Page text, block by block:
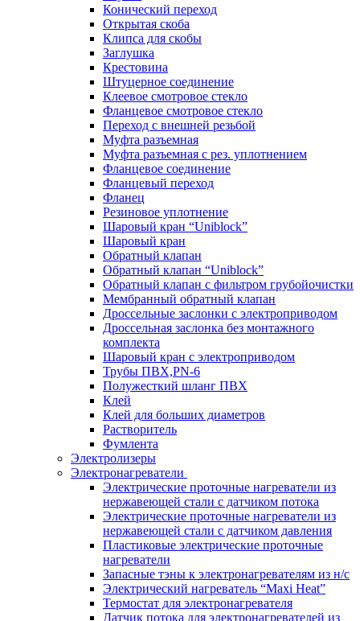
Конический переход
Открытая скоба
Клипса для скобы
Заглушка
Крестовина
Штуцерное соединение
Клеевое смотровое стекло
Фланцевое смотровое стекло
Переход с внешней резьбой
Муфта разъемная
Муфта разъемная с рез. уплотнением
Фланцевое соединение
Фланцевый переход
Фланец
Резиновое уплотнение
Шаровый кран “Uniblock”
Шаровый кран
Обратный клапан
Обратный клапан “Uniblock”
Обратный клапан с фильтром грубойочистки
Мембранный обратный клапан
Дроссельные заслонки с электроприводом
Дроссельная заслонка без монтажного
комплекта
Шаровый кран с электроприводом
Трубы ПВХ,PN-6
Полужесткий шланг ПВХ
Клей
Клей для больших диаметров
Растворитель
Фумлента
Электролизеры
Электронагреватели
Электрические проточные нагреватели из
нержавеющей стали с датчиком потока
Электрические проточные нагреватели из
нержавеющей стали с датчиком давления
Пластиковые электрические проточные
нагреватели
Запасные тэны к электронагревателям из н/с
Электрический нагреватель “Maxi Heat”
Термостат для электронагревателя
Датчик потока для электронагревателей из